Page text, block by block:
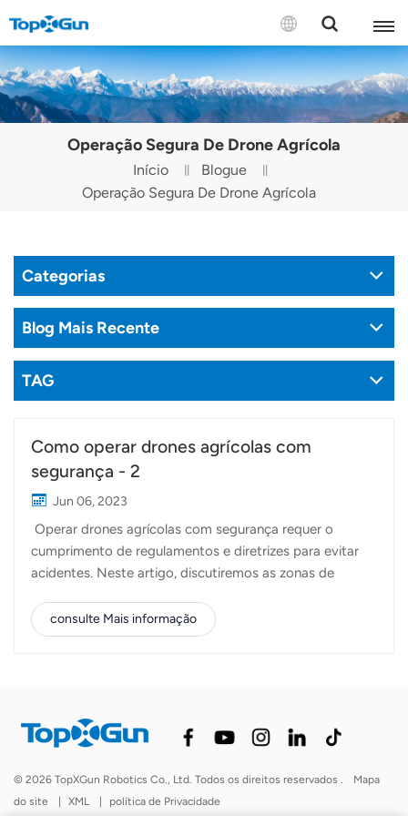
CONTATE-NOS
English
Español
Русский
Tiếng Việt
Operação Segura De Drone Agrícola
Início
Blogue
Operação Segura De Drone Agrícola
Categorias
Blog Mais Recente
TAG
Como operar drones agrícolas com
segurança - 2
Jun 06, 2023
Operar drones agrícolas com segurança requer o
cumprimento de regulamentos e diretrizes para evitar
acidentes. Neste artigo, discutiremos as zonas de
locais específicos. É essencial estar ciente dessas
restrições e cumprir as leis e regulamentos locais para
torres de alta tensão, é crucial manter uma distância
segura para evitar possíveis riscos. As seguintes
distância mínima de 6 metros dos fios para evitar
consulte Mais informação
© 2026 TopXGun Robotics Co., Ltd. Todos os direitos reservados .
Mapa
do site
| XML | política de Privacidade